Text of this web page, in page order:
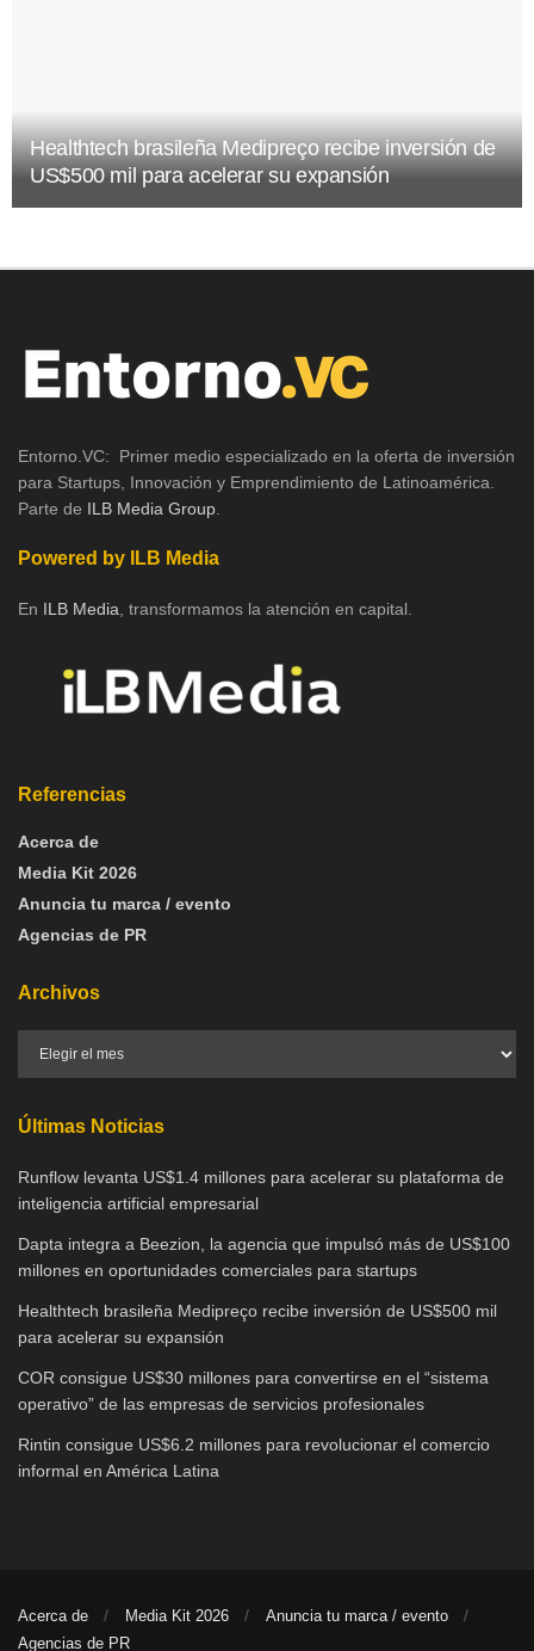
Healthtech brasileña Medipreço recibe inversión de
US$500 mil para acelerar su expansión
Entorno.VC: Primer medio especializado en la oferta de inversión
para Startups, Innovación y Emprendimiento de Latinoamérica.
Parte de ILB Media Group.
Powered by ILB Media
En ILB Media, transformamos la atención en capital.
Referencias
Acerca de
Media Kit 2026
Anuncia tu marca / evento
Agencias de PR
Archivos
Últimas Noticias
Runflow levanta US$1.4 millones para acelerar su plataforma de
inteligencia artificial empresarial
Dapta integra a Beezion, la agencia que impulsó más de US$100
millones en oportunidades comerciales para startups
Healthtech brasileña Medipreço recibe inversión de US$500 mil
para acelerar su expansión
COR consigue US$30 millones para convertirse en el “sistema
operativo” de las empresas de servicios profesionales
Rintin consigue US$6.2 millones para revolucionar el comercio
informal en América Latina
Acerca de Media Kit 2026
Anuncia tu marca / evento
Agencias de PR